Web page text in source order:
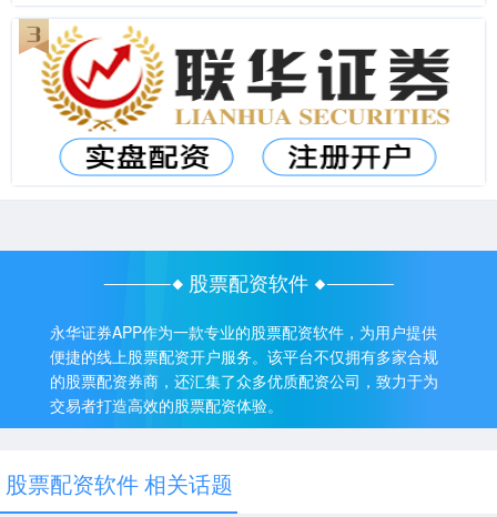
股票配资软件
永华证券APP作为一款专业的股票配资软件，为用户提供
便捷的线上股票配资开户服务。该平台不仅拥有多家合规
的股票配资券商，还汇集了众多优质配资公司，致力于为
交易者打造高效的股票配资体验。
股票配资软件 相关话题